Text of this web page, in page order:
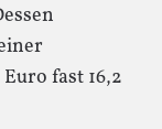
fast 16,2